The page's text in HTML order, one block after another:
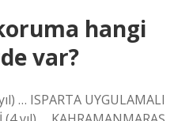
hangi
var?
… ISPARTA UYGULAMALI